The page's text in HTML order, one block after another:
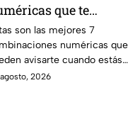
que te
que un milagro
está en
son las mejores 7
numéricas que
avisarte cuando estás
de vivir un milagro en
2026